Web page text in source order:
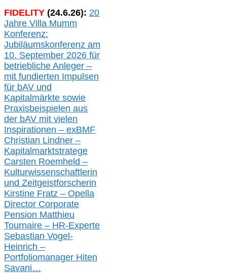
FIDELITY (24.6.26): 20
Jahre Villa Mumm
Konferenz:
Jubiläumskonferenz am
10. September 2026 für
betriebliche Anleger –
mit fundierten Impulsen
für bAV und
Kapitalmärkte sowie
Praxisbeispielen aus
der bAV mit vielen
Inspirationen – exBMF
Christian Lindner –
Kapitalmarktstratege
Carsten Roemheld –
Kulturwissenschaftlerin
und Zeitgeistforscherin
Kirstine Fratz – Opella
Director Corporate
Pension Matthieu
Tournaire – HR-Experte
Sebastian Vogel-
Heinrich –
Portfoliomanager Hiten
Savani…